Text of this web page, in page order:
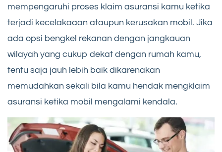
mempengaruhi proses klaim asuransi kamu ketika
terjadi kecelakaaan ataupun kerusakan mobil. Jika
ada opsi bengkel rekanan dengan jangkauan
wilayah yang cukup dekat dengan rumah kamu,
tentu saja jauh lebih baik dikarenakan
memudahkan sekali bila kamu hendak mengklaim
asuransi ketika mobil mengalami kendala.